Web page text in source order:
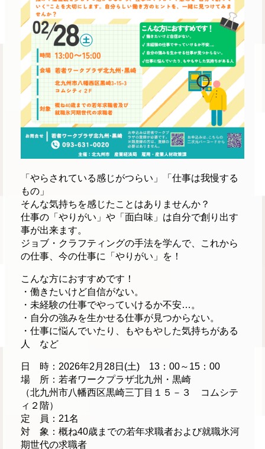
「やらされている感じがつらい」「仕事は我慢する
もの」
そんな気持ちを感じたことはありませんか？
仕事の「やりがい」や「面白味」は自分で創り出す
事が出来ます。
ジョブ・クラフティングの手法を学んで、これから
の仕事、今の仕事に「やりがい」を！
こんな方におすすめです！
・働きたいけど自信がない。
・未経験の仕事でやっていけるか不安…。
・自分の強みを生かせる仕事が見つからない。
・仕事に悩んでいたり、もやもやした気持ちがある
人 など
日 時：2026年2月28日(土) 13：00～15：00
場 所：若者ワークプラザ北九州・黒崎
（北九州市八幡西区黒崎三丁目１５－３ コムシテ
ィ２階）
定 員：21名
対 象：概ね40歳までの若年求職者および就職氷河
期世代の求職者